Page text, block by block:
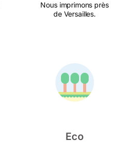
Nous imprimons près
de Versailles.
Eco